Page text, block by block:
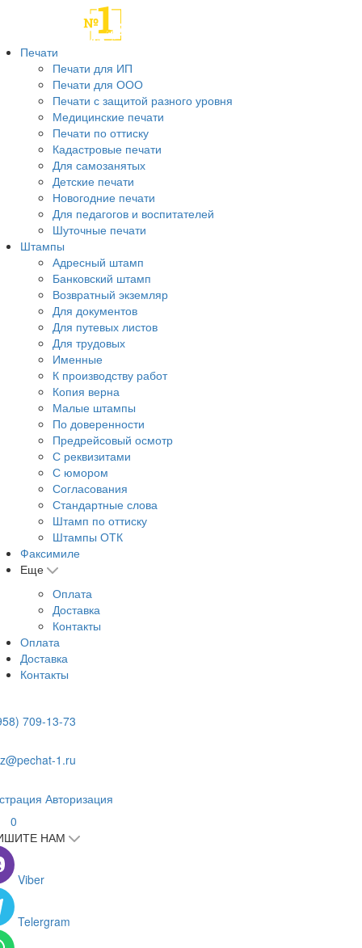
Печати
Печати для ИП
Печати для ООО
Печати с защитой разного уровня
Медицинские печати
Печати по оттиску
Кадастровые печати
Для самозанятых
Детские печати
Новогодние печати
Для педагогов и воспитателей
Шуточные печати
Штампы
Адресный штамп
Банковский штамп
Возвратный экземляр
Для документов
Для путевых листов
Для трудовых
Именные
К производству работ
Копия верна
Малые штампы
По доверенности
Предрейсовый осмотр
С реквизитами
С юмором
Согласования
Стандартные слова
Штамп по оттиску
Штампы ОТК
Факсимиле
Еще
Оплата
Доставка
Контакты
Оплата
Доставка
Контакты
709-13-73
1.ru
Авторизация
0
НАМ
Viber
Telergram